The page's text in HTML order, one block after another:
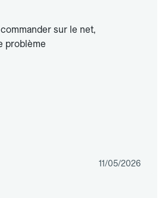
sur le net,
problème
11/05/2026